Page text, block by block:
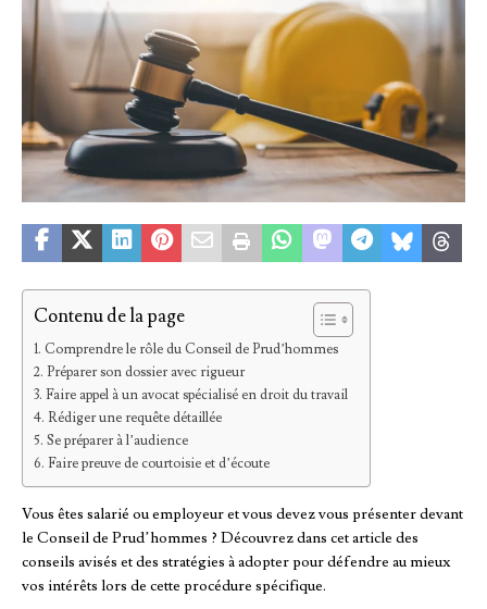
Contenu de la page
Comprendre le rôle du Conseil de Prud’hommes
Préparer son dossier avec rigueur
Faire appel à un avocat spécialisé en droit du travail
Rédiger une requête détaillée
Se préparer à l’audience
Faire preuve de courtoisie et d’écoute
Vous êtes salarié ou employeur et vous devez vous présenter devant
le Conseil de Prud’hommes ? Découvrez dans cet article des
conseils avisés et des stratégies à adopter pour défendre au mieux
vos intérêts lors de cette procédure spécifique.